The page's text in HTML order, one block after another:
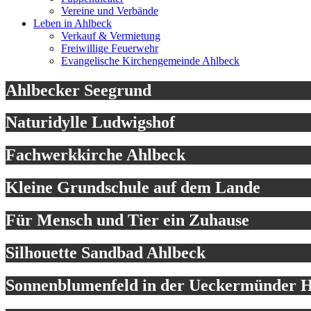
Vereine und Verbände
Leben in Ahlbeck
Verkauf & Vermietung
Freiwillige Feuerwehr
Evangelische Kirchengemeinde Ahlbeck
Ahlbecker Seegrund
Naturidylle Ludwigshof
Fachwerkkirche Ahlbeck
Kleine Grundschule auf dem Lande
Für Mensch und Tier ein Zuhause
Silhouette Sandbad Ahlbeck
Sonnenblumenfeld in der Ueckermünder